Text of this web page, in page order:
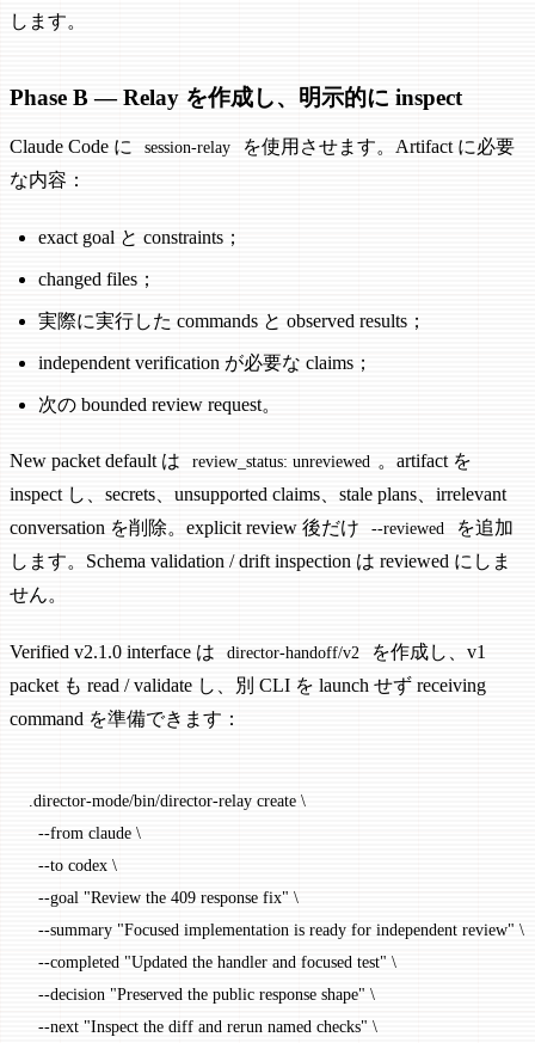
します。
Phase B — Relay を作成し、明示的に inspect
Claude Code に session-relay
を使用させます。Artifact に必要
な内容：
exact goal と constraints；
changed files；
実際に実行した commands と observed results；
independent verification が必要な claims；
次の bounded review request。
New packet default は review_status: unreviewed 。artifact を
inspect し、secrets、unsupported claims、stale plans、irrelevant
conversation を削除。explicit review 後だけ
--reviewed
を追加
します。Schema validation / drift inspection は reviewed にしま
せん。
Verified v2.1.0 interface は director-handoff/v2
を作成し、v1
packet も read / validate し、別 CLI を launch せず receiving
command を準備できます：
.director-mode/bin/director-relay create \
  --from
claude \
  --to
codex \
  --goal
"Review the 409 response fix" \
  --summary
"Focused implementation is ready for independent review" \
  --completed
"Updated the handler and focused test" \
  --decision
"Preserved the public response shape" \
  --next
"Inspect the diff and rerun named checks" \